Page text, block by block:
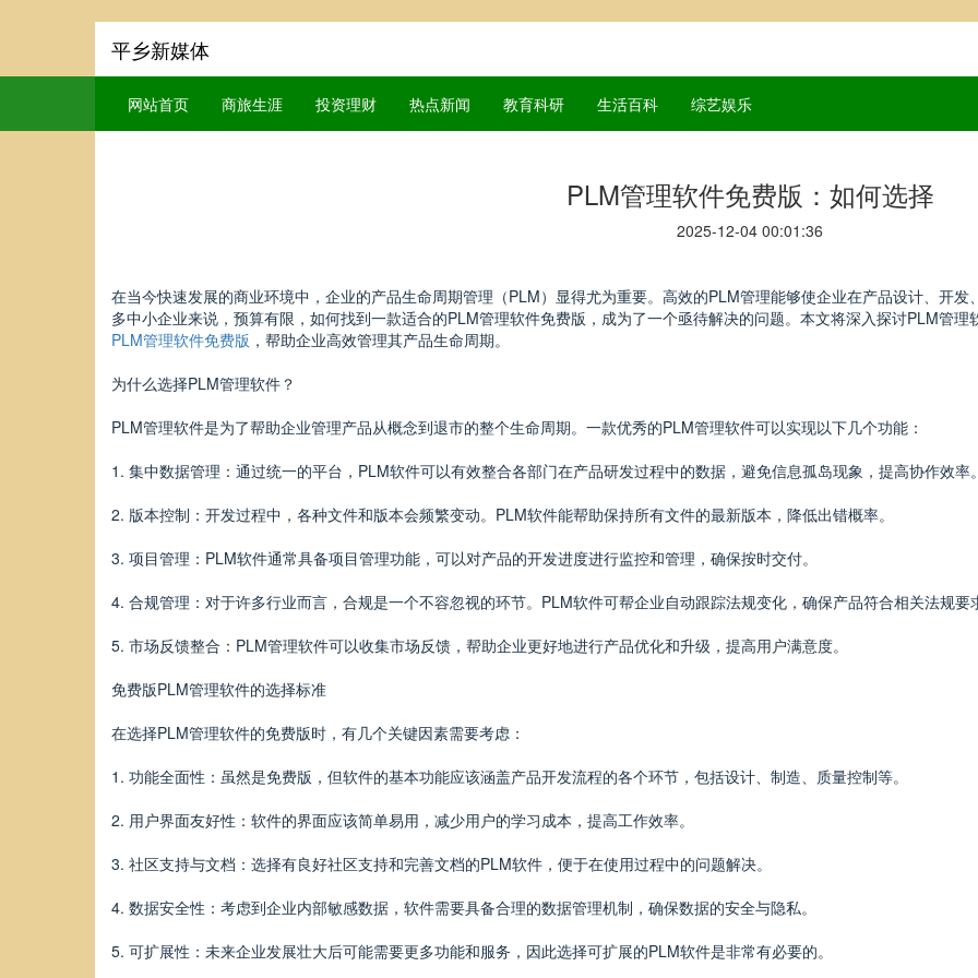
平乡新媒体
网站首页 商旅生涯 投资理财 热点新闻 教育科研 生活百科 综艺娱乐
PLM管理软件免费版：如何选择
2025-12-04 00:01:36
在当今快速发展的商业环境中，企业的产品生命周期管理（PLM）显得尤为重要。高效的PLM管理能够使企业在产品设计、开
多中小企业来说，预算有限，如何找到一款适合的PLM管理软件免费版，成为了一个亟待解决的问题。本文将深入探讨PLM管
PLM管理软件免费版 ，帮助企业高效管理其产品生命周期。
为什么选择PLM管理软件？
PLM管理软件是为了帮助企业管理产品从概念到退市的整个生命周期。一款优秀的PLM管理软件可以实现以下几个功能：
1. 集中数据管理：通过统一的平台，PLM软件可以有效整合各部门在产品研发过程中的数据，避免信息孤岛现象，提高协作效率
2. 版本控制：开发过程中，各种文件和版本会频繁变动。PLM软件能帮助保持所有文件的最新版本，降低出错概率。
3. 项目管理：PLM软件通常具备项目管理功能，可以对产品的开发进度进行监控和管理，确保按时交付。
4. 合规管理：对于许多行业而言，合规是一个不容忽视的环节。PLM软件可帮企业自动跟踪法规变化，确保产品符合相关法规要
5. 市场反馈整合：PLM管理软件可以收集市场反馈，帮助企业更好地进行产品优化和升级，提高用户满意度。
免费版PLM管理软件的选择标准
在选择PLM管理软件的免费版时，有几个关键因素需要考虑：
1. 功能全面性：虽然是免费版，但软件的基本功能应该涵盖产品开发流程的各个环节，包括设计、制造、质量控制等。
2. 用户界面友好性：软件的界面应该简单易用，减少用户的学习成本，提高工作效率。
3. 社区支持与文档：选择有良好社区支持和完善文档的PLM软件，便于在使用过程中的问题解决。
4. 数据安全性：考虑到企业内部敏感数据，软件需要具备合理的数据管理机制，确保数据的安全与隐私。
5. 可扩展性：未来企业发展壮大后可能需要更多功能和服务，因此选择可扩展的PLM软件是非常有必要的。